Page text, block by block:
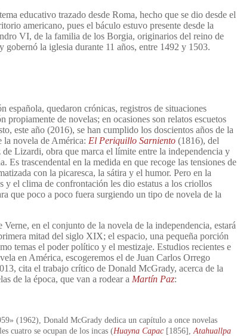
educativo trazado desde Roma, hecho que se dio desde el
americano, pues el báculo estuvo presente desde la
VI, de la familia de los Borgia, originarios del reino de
la iglesia durante 11 años, entre 1492 y 1503.
española, quedaron crónicas, registros de situaciones
propiamente de novelas; en ocasiones son relatos escuetos
este año (2016), se han cumplido los doscientos años de la
la novela de América: El Periquillo Sarniento(1816), del
Lizardi, obra que marca el límite entre la independencia y
Es trascendental en la medida en que recoge las tensiones de
con la picaresca, la sátira y el humor. Pero en la
y el clima de confrontación les dio estatus a los criollos
que poco a poco fuera surgiendo un tipo de novela de la
Verne, en el conjunto de la novela de la independencia, estará
mitad del siglo XIX; el espacio, una pequeña porción
temas el poder político y el mestizaje. Estudios recientes e
en América, escogeremos el de Juan Carlos Orrego
cita el trabajo crítico de Donald McGrady, acerca de la
de la época, que van a rodear a Martín Paz:
(1962), Donald McGrady dedica un capítulo a once novelas
cuatro se ocupan de los incas (Huayna Capac[1856], Atahuallpa